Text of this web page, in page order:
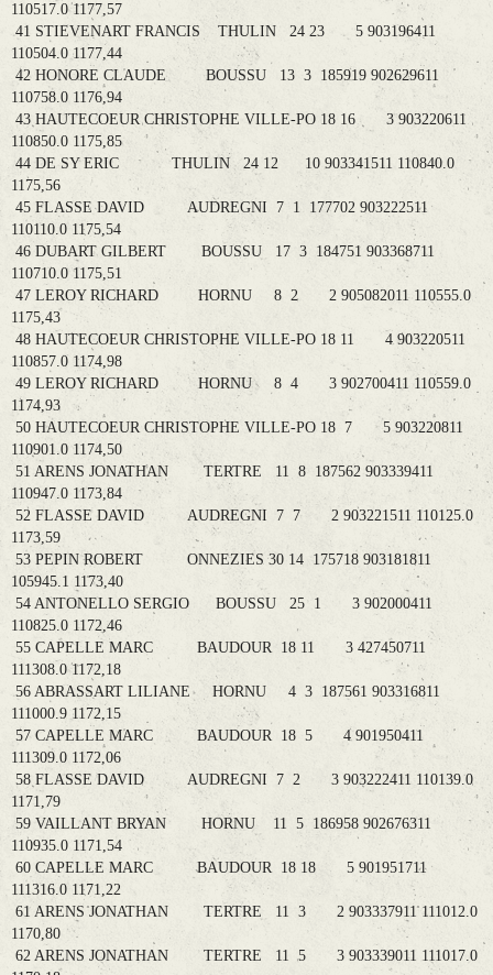
110517.0 1177,57
41 STIEVENART FRANCIS THULIN 24 23 5 903196411
110504.0 1177,44
42 HONORE CLAUDE BOUSSU 13 3 185919 902629611
110758.0 1176,94
43 HAUTECOEUR CHRISTOPHE VILLE-PO 18 16 3 903220611
110850.0 1175,85
44 DE SY ERIC THULIN 24 12 10 903341511 110840.0
1175,56
45 FLASSE DAVID AUDREGNI 7 1 177702 903222511
110110.0 1175,54
46 DUBART GILBERT BOUSSU 17 3 184751 903368711
110710.0 1175,51
47 LEROY RICHARD HORNU 8 2 2 905082011 110555.0
1175,43
48 HAUTECOEUR CHRISTOPHE VILLE-PO 18 11 4 903220511
110857.0 1174,98
49 LEROY RICHARD HORNU 8 4 3 902700411 110559.0
1174,93
50 HAUTECOEUR CHRISTOPHE VILLE-PO 18 7 5 903220811
110901.0 1174,50
51 ARENS JONATHAN TERTRE 11 8 187562 903339411
110947.0 1173,84
52 FLASSE DAVID AUDREGNI 7 7 2 903221511 110125.0
1173,59
53 PEPIN ROBERT ONNEZIES 30 14 175718 903181811
105945.1 1173,40
54 ANTONELLO SERGIO BOUSSU 25 1 3 902000411
110825.0 1172,46
55 CAPELLE MARC BAUDOUR 18 11 3 427450711
111308.0 1172,18
56 ABRASSART LILIANE HORNU 4 3 187561 903316811
111000.9 1172,15
57 CAPELLE MARC BAUDOUR 18 5 4 901950411
111309.0 1172,06
58 FLASSE DAVID AUDREGNI 7 2 3 903222411 110139.0
1171,79
59 VAILLANT BRYAN HORNU 11 5 186958 902676311
110935.0 1171,54
60 CAPELLE MARC BAUDOUR 18 18 5 901951711
111316.0 1171,22
61 ARENS JONATHAN TERTRE 11 3 2 903337911 111012.0
1170,80
62 ARENS JONATHAN TERTRE 11 5 3 903339011 111017.0